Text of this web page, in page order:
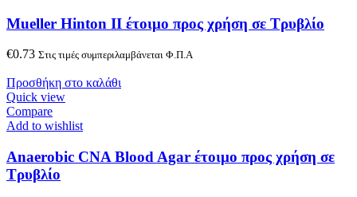
Mueller Hinton ΙΙ έτοιμο προς χρήση σε Τρυβλίο
€0.73 Στις τιμές συμπεριλαμβάνεται Φ.Π.Α
Προσθήκη στο καλάθι
Quick view
Compare
Add to wishlist
Anaerobic CNA Blood Agar έτοιμο προς χρήση σε
Τρυβλίο